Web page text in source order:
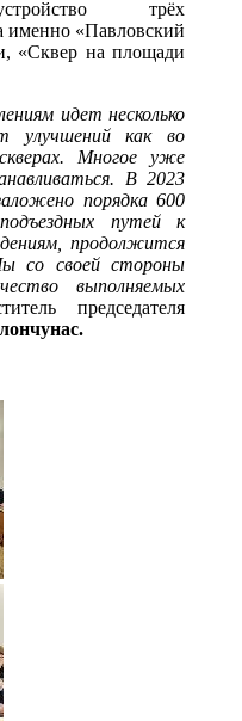
трёх
именно «Павловский
«Сквер на площади
идет несколько
улучшений как во
Многое уже
В 2023
порядка 600
путей к
продолжится
со своей стороны
выполняемых
председателя